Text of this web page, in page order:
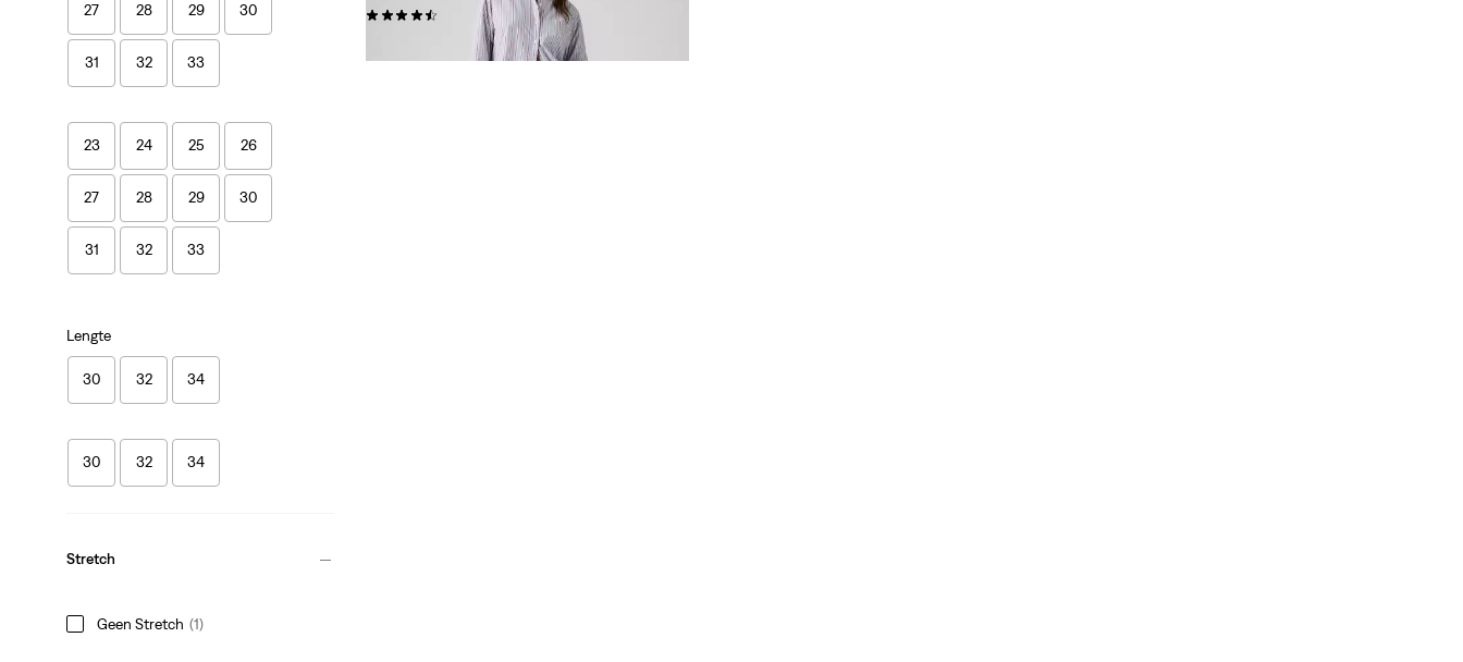
27 28 29 30
31 32 33
23 24 25 26
27 28 29 30
31 32 33
Lengte
30 32 34
30 32 34
Stretch
Geen Stretch (1)